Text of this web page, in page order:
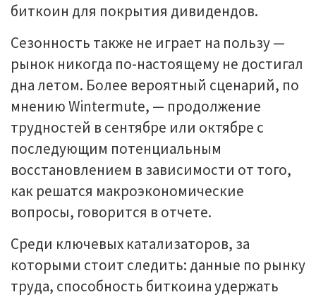
биткоин для покрытия дивидендов.
Сезонность также не играет на пользу —
рынок никогда по-настоящему не достигал
дна летом. Более вероятный сценарий, по
мнению Wintermute, — продолжение
трудностей в сентябре или октябре с
последующим потенциальным
восстановлением в зависимости от того,
как решатся макроэкономические
вопросы, говорится в отчете.
Среди ключевых катализаторов, за
которыми стоит следить: данные по рынку
труда, способность биткоина удержать